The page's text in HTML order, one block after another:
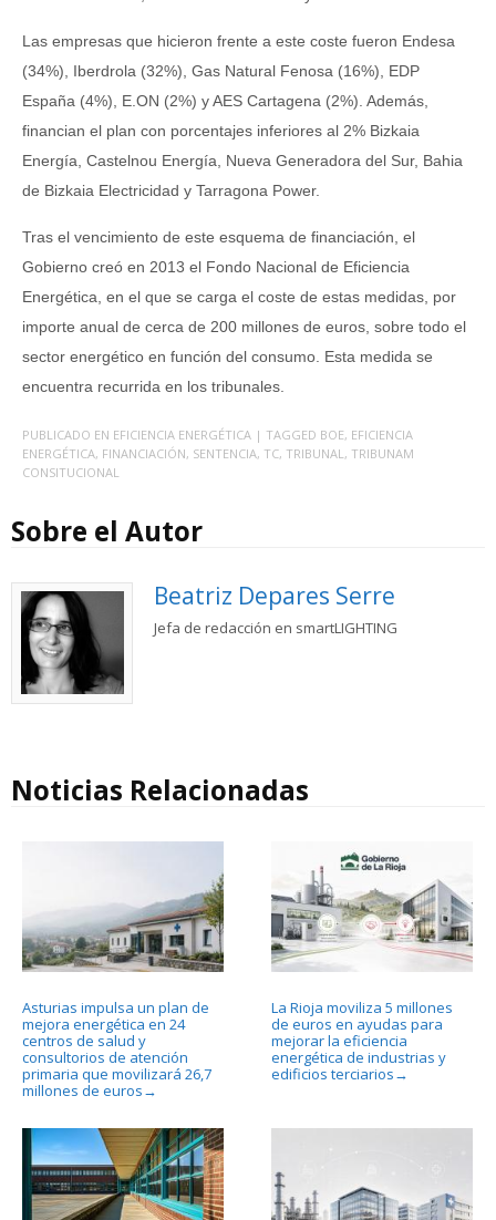
Las empresas que hicieron frente a este coste fueron Endesa
(34%), Iberdrola (32%), Gas Natural Fenosa (16%), EDP
España (4%), E.ON (2%) y AES Cartagena (2%). Además,
financian el plan con porcentajes inferiores al 2% Bizkaia
Energía, Castelnou Energía, Nueva Generadora del Sur, Bahia
de Bizkaia Electricidad y Tarragona Power.
Tras el vencimiento de este esquema de financiación, el
Gobierno creó en 2013 el Fondo Nacional de Eficiencia
Energética, en el que se carga el coste de estas medidas, por
importe anual de cerca de 200 millones de euros, sobre todo el
sector energético en función del consumo. Esta medida se
encuentra recurrida en los tribunales.
PUBLICADO EN EFICIENCIA ENERGÉTICA | TAGGED BOE, EFICIENCIA
ENERGÉTICA, FINANCIACIÓN, SENTENCIA, TC, TRIBUNAL, TRIBUNAM
CONSITUCIONAL
Sobre el Autor
Beatriz Depares Serre
Jefa de redacción en smartLIGHTING
Noticias Relacionadas
Asturias impulsa un plan de
mejora energética en 24
centros de salud y
consultorios de atención
primaria que movilizará 26,7
millones de euros →
La Rioja moviliza 5 millones
de euros en ayudas para
mejorar la eficiencia
energética de industrias y
edificios terciarios →